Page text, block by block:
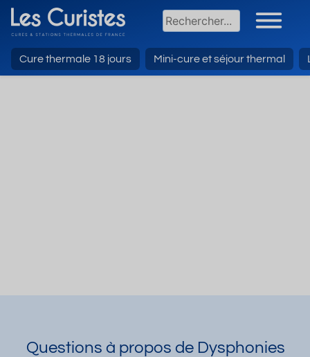
Cure thermale 18 jours Mini-cure et séjour thermal
Questions à propos de Dysphonies